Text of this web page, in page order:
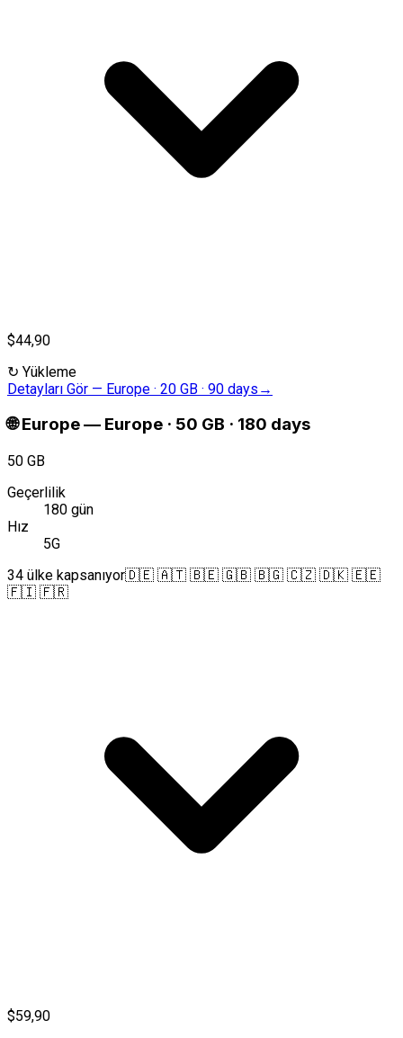
$44,90
↻ Yükleme
Detayları Gör — Europe · 20 GB · 90 days →
🌐 Europe— Europe · 50 GB · 180 days
50 GB
Geçerlilik
180 gün
Hız
5G
34 ülke kapsanıyor🇩🇪 🇦🇹 🇧🇪 🇬🇧 🇧🇬 🇨🇿 🇩🇰 🇪🇪
🇫🇮 🇫🇷
$59,90